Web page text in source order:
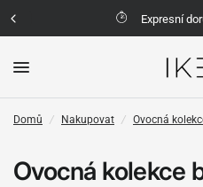
Domů / Nakupovat / Ovocná
Ovocná kolekce